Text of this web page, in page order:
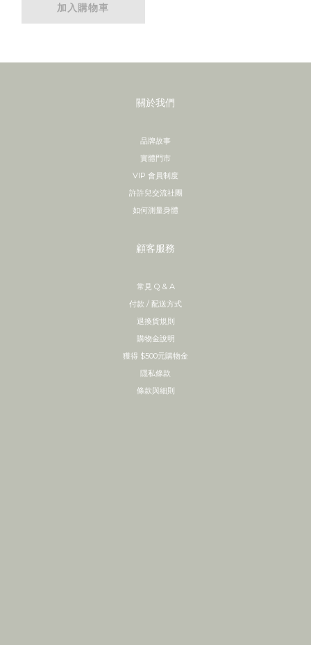
加入購物車
關於我們
品牌故事
實體門市
VIP 會員制度
許許兒交流社團
如何測量身體
顧客服務
常見 Q & A
付款 / 配送方式
退換貨規則
購物金說明
獲得 $500元購物金
隱私條款
條款與細則